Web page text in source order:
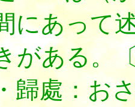
にあって
がある。
處：お